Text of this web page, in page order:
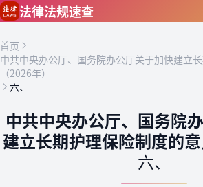
跳到主要内容
法律法规速查
首页
中共中央办公厅、国务院办公厅关于加快建立
（2026年）
六、
中共中央办公厅、国务院
建立长期护理保险制度的意
六、